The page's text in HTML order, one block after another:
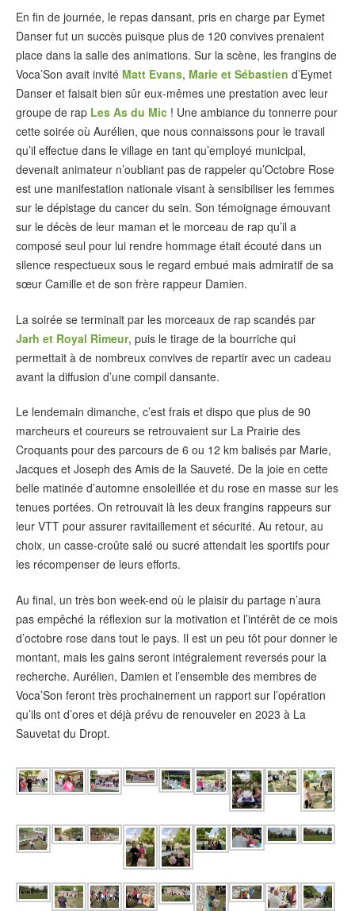
En fin de journée, le repas dansant, pris en charge par Eymet
Danser fut un succès puisque plus de 120 convives prenaient
place dans la salle des animations. Sur la scène, les frangins de
Voca’Son avait invité Matt Evans, Marie et Sébastien d’Eymet
Danser et faisait bien sûr eux-mêmes une prestation avec leur
groupe de rap Les As du Mic ! Une ambiance du tonnerre pour
cette soirée où Aurélien, que nous connaissons pour le travail
qu’il effectue dans le village en tant qu’employé municipal,
devenait animateur n’oubliant pas de rappeler qu’Octobre Rose
est une manifestation nationale visant à sensibiliser les femmes
sur le dépistage du cancer du sein. Son témoignage émouvant
sur le décès de leur maman et le morceau de rap qu’il a
composé seul pour lui rendre hommage était écouté dans un
silence respectueux sous le regard embué mais admiratif de sa
sœur Camille et de son frère rappeur Damien.
La soirée se terminait par les morceaux de rap scandés par
Jarh et Royal Rimeur, puis le tirage de la bourriche qui
permettait à de nombreux convives de repartir avec un cadeau
avant la diffusion d’une compil dansante.
Le lendemain dimanche, c’est frais et dispo que plus de 90
marcheurs et coureurs se retrouvaient sur La Prairie des
Croquants pour des parcours de 6 ou 12 km balisés par Marie,
Jacques et Joseph des Amis de la Sauveté. De la joie en cette
belle matinée d’automne ensoleillée et du rose en masse sur les
tenues portées. On retrouvait là les deux frangins rappeurs sur
leur VTT pour assurer ravitaillement et sécurité. Au retour, au
choix, un casse-croûte salé ou sucré attendait les sportifs pour
les récompenser de leurs efforts.
Au final, un très bon week-end où le plaisir du partage n’aura
pas empêché la réflexion sur la motivation et l’intérêt de ce mois
d’octobre rose dans tout le pays. Il est un peu tôt pour donner le
montant, mais les gains seront intégralement reversés pour la
recherche. Aurélien, Damien et l’ensemble des membres de
Voca’Son feront très prochainement un rapport sur l’opération
qu’ils ont d’ores et déjà prévu de renouveler en 2023 à La
Sauvetat du Dropt.